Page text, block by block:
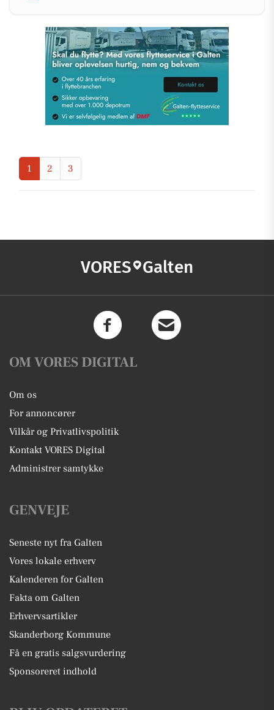
1 2 3
VORES Galten
OM VORES DIGITAL
Om os
For annoncører
Vilkår og Privatlivspolitik
Kontakt VORES Digital
Administrer samtykke
GENVEJE
Seneste nyt fra Galten
Vores lokale erhverv
Kalenderen for Galten
Fakta om Galten
Erhvervsartikler
Skanderborg Kommune
Få en gratis salgsvurdering
Sponsoreret indhold